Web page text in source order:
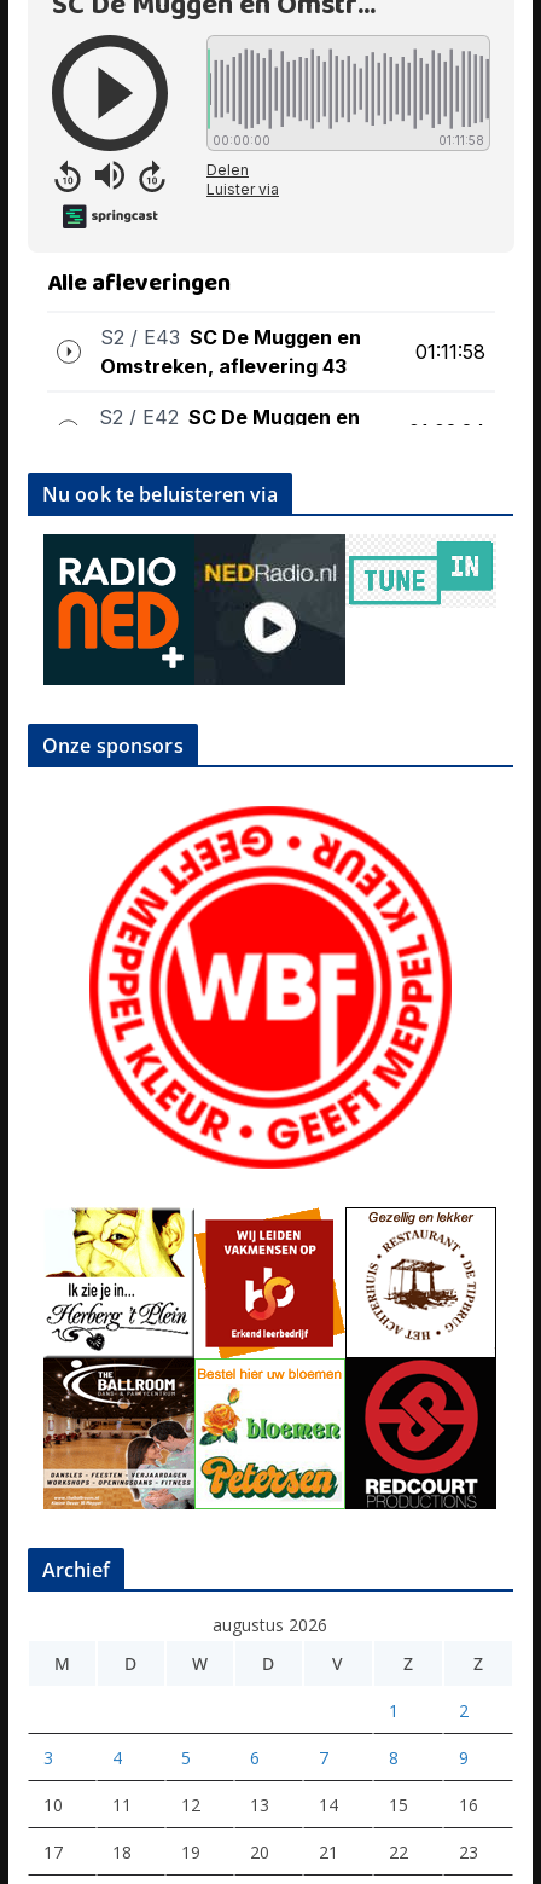
Nu ook te beluisteren via
Onze sponsors
Archief
augustus 2026
M
D W D V Z Z
1 2
3 4 5 6 7 8 9
10 11 12 13 14 15 16
17 18 19 20 21 22 23